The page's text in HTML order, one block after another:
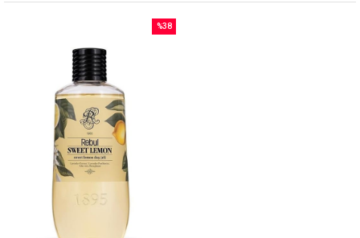
%38